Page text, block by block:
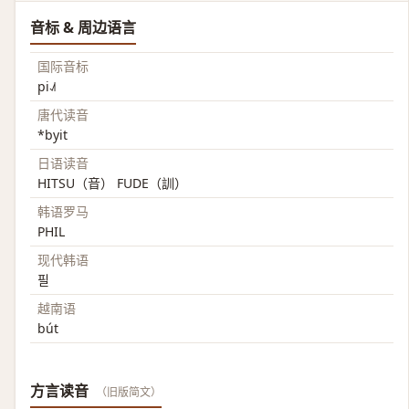
音标 & 周边语言
国际音标
pi˨˩˦
唐代读音
*byit
日语读音
HITSU（音） FUDE（訓）
韩语罗马
PHIL
现代韩语
필
越南语
bút
方言读音 （旧版简文）